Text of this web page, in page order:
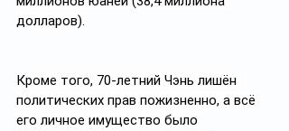
долларов).
Кроме того, 70-летний Чэнь лишён
политических прав пожизненно, а всё
его личное имущество было